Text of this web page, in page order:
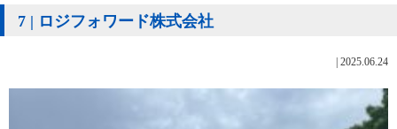
7 | ロジフォワード株式会社
2025.06.24